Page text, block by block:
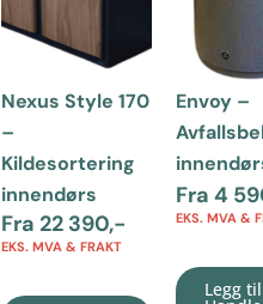
Nexus Style 170
–
Kildesortering
innendørs
Fra 22 390,-
EKS. MVA & FRAKT
Envoy –
Fra 4
EKS. MVA &
Legg til